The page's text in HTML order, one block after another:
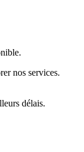
nos services.
délais.